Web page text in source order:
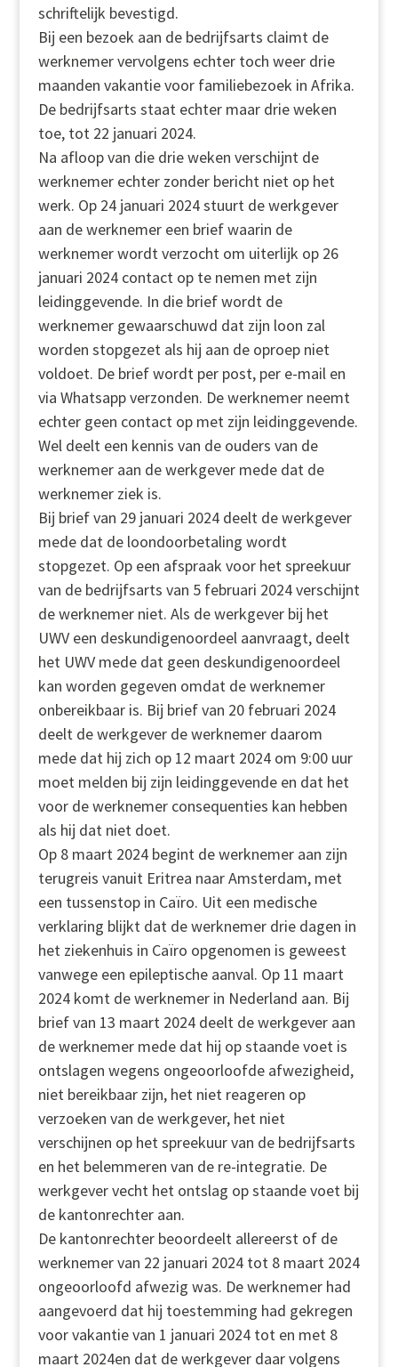
schriftelijk bevestigd.
Bij een bezoek aan de bedrijfsarts claimt de
werknemer vervolgens echter toch weer drie
maanden vakantie voor familiebezoek in Afrika.
De bedrijfsarts staat echter maar drie weken
toe, tot 22 januari 2024.
Na afloop van die drie weken verschijnt de
werknemer echter zonder bericht niet op het
werk. Op 24 januari 2024 stuurt de werkgever
aan de werknemer een brief waarin de
werknemer wordt verzocht om uiterlijk op 26
januari 2024 contact op te nemen met zijn
leidinggevende. In die brief wordt de
werknemer gewaarschuwd dat zijn loon zal
worden stopgezet als hij aan de oproep niet
voldoet. De brief wordt per post, per e-mail en
via Whatsapp verzonden. De werknemer neemt
echter geen contact op met zijn leidinggevende.
Wel deelt een kennis van de ouders van de
werknemer aan de werkgever mede dat de
werknemer ziek is.
Bij brief van 29 januari 2024 deelt de werkgever
mede dat de loondoorbetaling wordt
stopgezet. Op een afspraak voor het spreekuur
van de bedrijfsarts van 5 februari 2024 verschijnt
de werknemer niet. Als de werkgever bij het
UWV een deskundigenoordeel aanvraagt, deelt
het UWV mede dat geen deskundigenoordeel
kan worden gegeven omdat de werknemer
onbereikbaar is. Bij brief van 20 februari 2024
deelt de werkgever de werknemer daarom
mede dat hij zich op 12 maart 2024 om 9:00 uur
moet melden bij zijn leidinggevende en dat het
voor de werknemer consequenties kan hebben
als hij dat niet doet.
Op 8 maart 2024 begint de werknemer aan zijn
terugreis vanuit Eritrea naar Amsterdam, met
een tussenstop in Caïro. Uit een medische
verklaring blijkt dat de werknemer drie dagen in
het ziekenhuis in Caïro opgenomen is geweest
vanwege een epileptische aanval. Op 11 maart
2024 komt de werknemer in Nederland aan. Bij
brief van 13 maart 2024 deelt de werkgever aan
de werknemer mede dat hij op staande voet is
ontslagen wegens ongeoorloofde afwezigheid,
niet bereikbaar zijn, het niet reageren op
verzoeken van de werkgever, het niet
verschijnen op het spreekuur van de bedrijfsarts
en het belemmeren van de re-integratie. De
werkgever vecht het ontslag op staande voet bij
de kantonrechter aan.
De kantonrechter beoordeelt allereerst of de
werknemer van 22 januari 2024 tot 8 maart 2024
ongeoorloofd afwezig was. De werknemer had
aangevoerd dat hij toestemming had gekregen
voor vakantie van 1 januari 2024 tot en met 8
maart 2024en dat de werkgever daar volgens